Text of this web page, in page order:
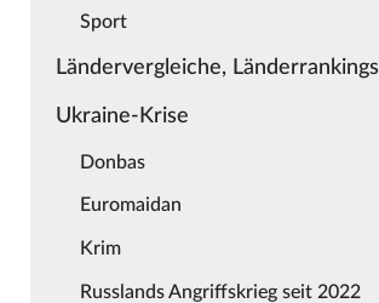
Sport
Ländervergleiche, Länderrankings
Ukraine-Krise
Donbas
Euromaidan
Krim
Russlands Angriffskrieg seit 2022